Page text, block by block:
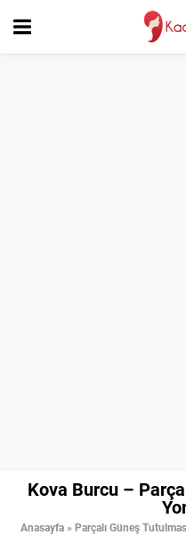
Kova Burcu –
Anasayfa » Parçalı Güneş